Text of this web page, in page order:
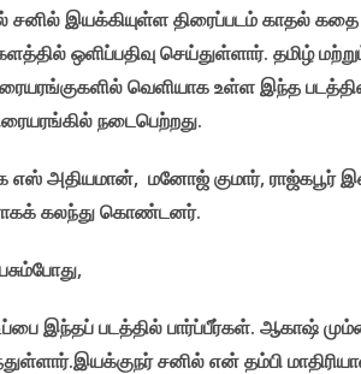
சனில் இயக்கியுள்ள திரைப்படம் காதல்
ஒளிப்பதிவு செய்துள்ளார். தமிழ்
வெளியாக உள்ள இந்த
நடைபெற்றது.
எஸ் அதியமான், மனோஜ் குமார், ராஜ்கபூர்
கலந்து கொண்டனர்.
இந்தப் படத்தில் பார்ப்பீர்கள். ஆகாஷ்
சனில் என் தம்பி